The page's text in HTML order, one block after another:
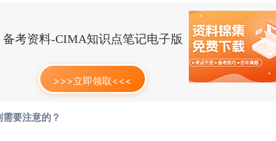
备考资料-CIMA知识点笔记电子版
>>>立即领取<<<
要注意的？